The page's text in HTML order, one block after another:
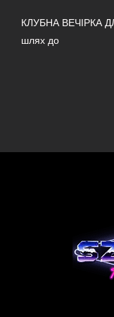
КЛУБНА ВЕЧІРКА
шлях до